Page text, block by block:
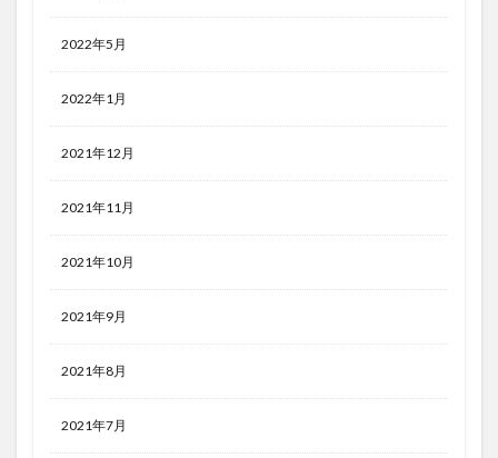
2022年5月
2022年1月
2021年12月
2021年11月
2021年10月
2021年9月
2021年8月
2021年7月